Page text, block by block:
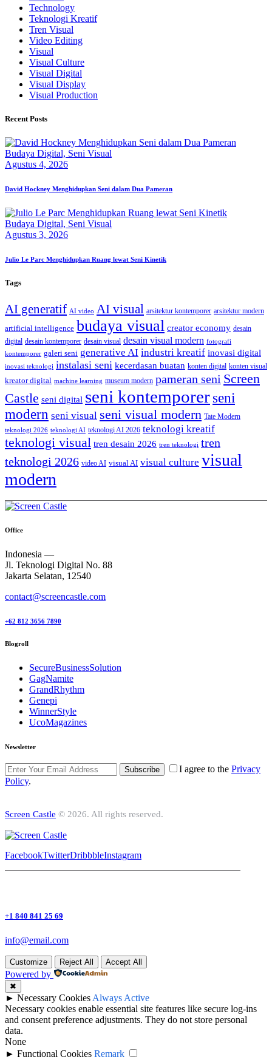
Technology
Teknologi Kreatif
Tren Visual
Video Editing
Visual
Visual Culture
Visual Digital
Visual Display
Visual Production
Recent Posts
Budaya Digital, Seni Visual
Agustus 4, 2026
David Hockney Menghidupkan Seni dalam Dua Pameran
Budaya Digital, Seni Visual
Agustus 3, 2026
Julio Le Parc Menghidupkan Ruang lewat Seni Kinetik
Tags
AI generatif AI video AI visual arsitektur kontemporer arsitektur modern
artificial intelligence budaya visual creator economy desain
digital desain kontemporer desain visual desain visual modern fotografi
kontemporer galeri seni generative AI industri kreatif inovasi digital
inovasi teknologi instalasi seni kecerdasan buatan konten digital konten visual
kreator digital machine learning museum modern pameran seni Screen
Castle seni digital seni kontemporer seni
modern seni visual seni visual modern Tate Modern
teknologi 2026 teknologi AI teknologi AI 2026 teknologi kreatif
teknologi visual tren desain 2026 tren teknologi tren
teknologi 2026 video AI visual AI visual culture visual
modern
Office
Indonesia —
Jl. Teknologi Digital No. 88
Jakarta Selatan, 12540
contact@screencastle.com
+62 812 3656 7890
Blogroll
SecureBusinessSolution
GagNamite
GrandRhythm
Genepi
WinnerStyle
UcoMagazines
Newsletter
Subscribe I agree to the Privacy
Policy.
Screen Castle © 2026. All rights reserved.
FacebookTwitterDribbbleInstagram
+1 840 841 25 69
info@email.com
Customize Reject All Accept All
Powered by
✖
► Necessary Cookies Always Active
Necessary cookies enable essential site features like secure log-ins
and consent preference adjustments. They do not store personal
data.
None
► Functional Cookies Remark